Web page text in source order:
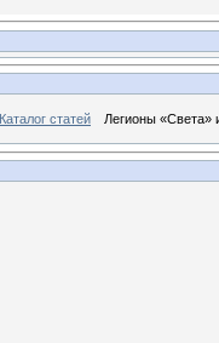
Каталог статей Легионы «Света»